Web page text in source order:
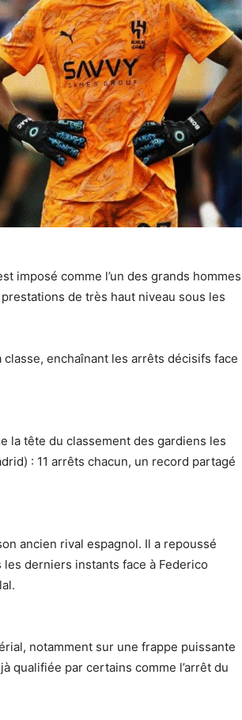
imposé comme l’un des grands hommes
de très haut niveau sous les
classe, enchaînant les arrêts décisifs face
la tête du classement des gardiens les
: 11 arrêts chacun, un record partagé
ancien rival espagnol. Il a repoussé
derniers instants face à Federico
notamment sur une frappe puissante
qualifiée par certains comme l’arrêt du